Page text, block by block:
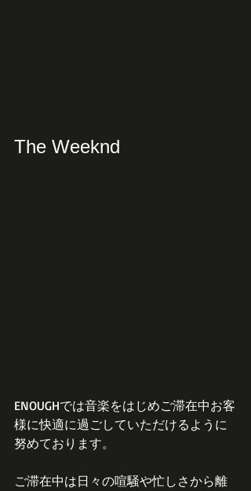
The Weeknd​
ENOUGHでは音楽をはじめご滞在中お客
様に快適に過ごしていただけるように
努めております。
ご滞在中は日々の喧騒や忙しさから離